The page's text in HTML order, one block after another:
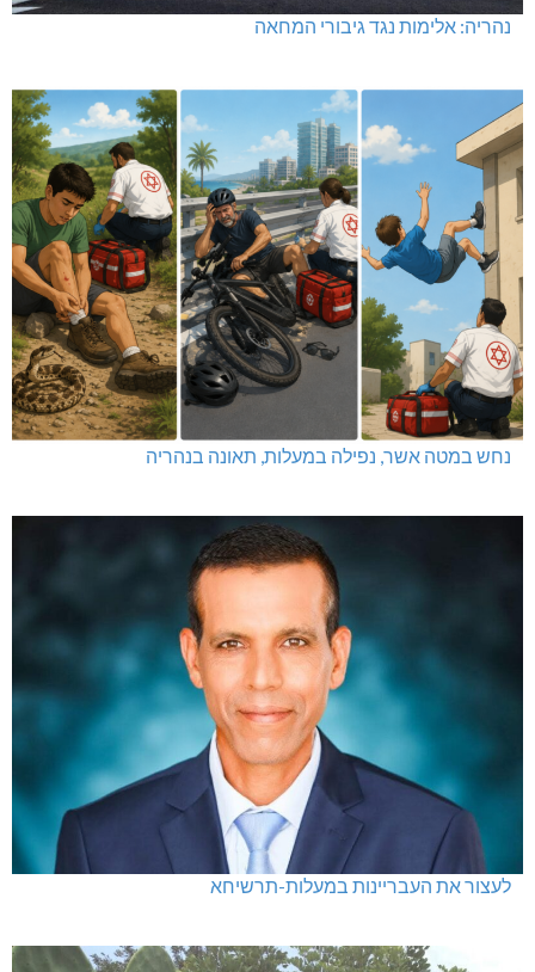
נהריה: אלימות נגד גיבורי המחאה
נחש במטה אשר, נפילה במעלות, תאונה בנהריה
לעצור את העבריינות במעלות-תרשיחא